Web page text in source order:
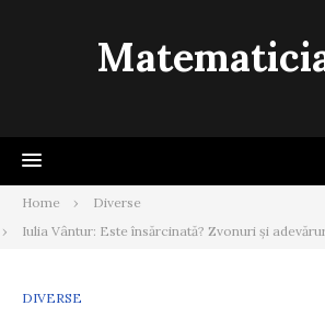
Home
Diverse
Iulia Vântur: Este însărcinată? Zvonuri și
DIVERSE